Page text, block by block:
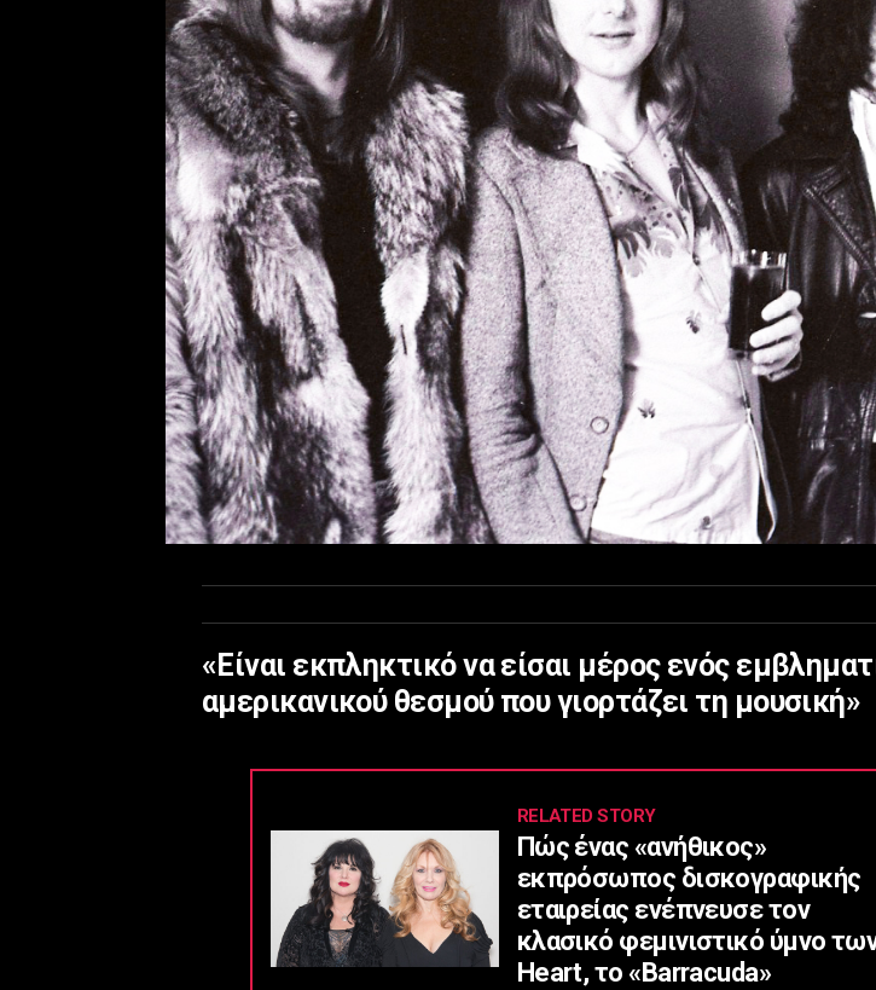
«Είναι εκπληκτικό να είσαι μέρος ενός
αμερικανικού θεσμού που γιορτάζει τη μουσική»
RELATED STORY
Πώς ένας «ανήθικος»
εκπρόσωπος δισκογραφικής
εταιρείας ενέπνευσε τον
κλασικό φεμινιστικό ύμνο
Heart, το «Barracuda»